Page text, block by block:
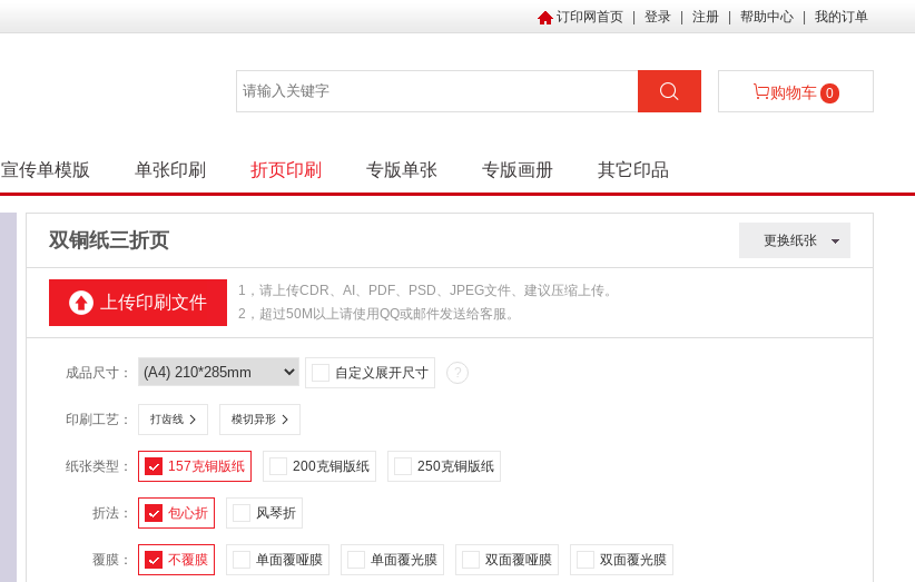
订印网首页 登录 注册 帮助中心 我的订单
购物车 0
宣传单模版 单张印刷 折页印刷 专版单张 专版画册 其它印品
双铜纸三折页 更换纸张
上传印刷文件
1，请上传CDR、AI、PDF、PSD、JPEG文件、建议压缩上传。
2，超过50M以上请使用QQ或邮件发送给客服。
成品尺寸： 自定义展开尺寸 ?
印刷工艺： 打齿线 模切异形
纸张类型： 157克铜版纸 200克铜版纸 250克铜版纸
折法： 包心折 风琴折
覆膜： 不覆膜 单面覆哑膜 单面覆光膜 双面覆哑膜 双面覆光膜